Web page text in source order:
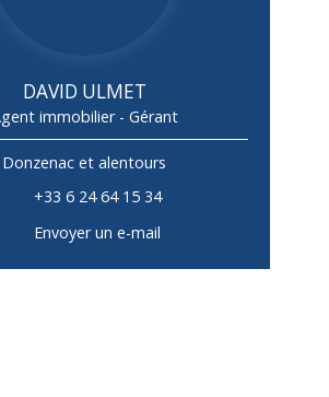
DAVID ULMET
immobilier - Gérant
Donzenac et alentours
+33 6 24 64 15 34
Envoyer un e-mail